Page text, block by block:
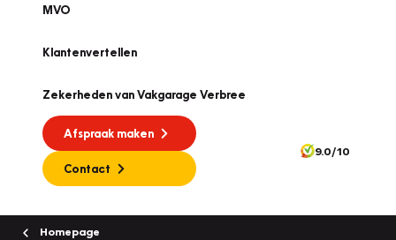
MVO
Klantenvertellen
Zekerheden van Vakgarage Verbree
Afspraak maken
Contact
9.0/10
Homepage